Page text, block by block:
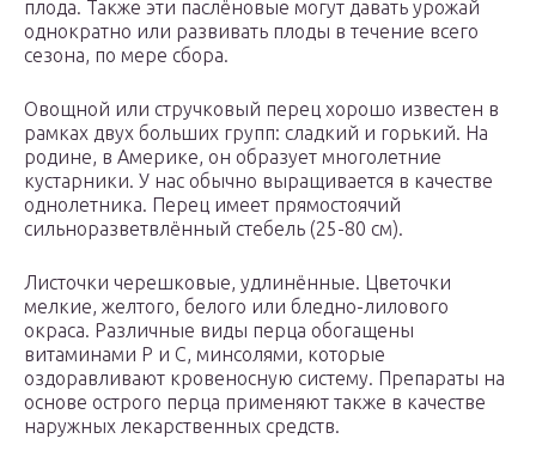
плода. Также эти паслёновые могут давать урожай
однократно или развивать плоды в течение всего
сезона, по мере сбора.
Овощной или стручковый перец хорошо известен в
рамках двух больших групп: сладкий и горький. На
родине, в Америке, он образует многолетние
кустарники. У нас обычно выращивается в качестве
однолетника. Перец имеет прямостоячий
сильноразветвлённый стебель (25-80 см).
Листочки черешковые, удлинённые. Цветочки
мелкие, желтого, белого или бледно-лилового
окраса. Различные виды перца обогащены
витаминами P и C, минсолями, которые
оздоравливают кровеносную систему. Препараты на
основе острого перца применяют также в качестве
наружных лекарственных средств.